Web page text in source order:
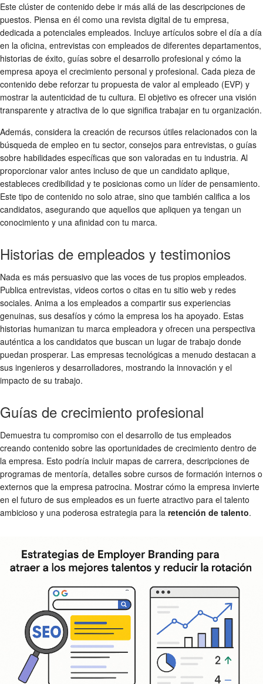
Este clúster de contenido debe ir más allá de las descripciones de
puestos. Piensa en él como una revista digital de tu empresa,
dedicada a potenciales empleados. Incluye artículos sobre el día a día
en la oficina, entrevistas con empleados de diferentes departamentos,
historias de éxito, guías sobre el desarrollo profesional y cómo la
empresa apoya el crecimiento personal y profesional. Cada pieza de
contenido debe reforzar tu propuesta de valor al empleado (EVP) y
mostrar la autenticidad de tu cultura. El objetivo es ofrecer una visión
transparente y atractiva de lo que significa trabajar en tu organización.
Además, considera la creación de recursos útiles relacionados con la
búsqueda de empleo en tu sector, consejos para entrevistas, o guías
sobre habilidades específicas que son valoradas en tu industria. Al
proporcionar valor antes incluso de que un candidato aplique,
estableces credibilidad y te posicionas como un líder de pensamiento.
Este tipo de contenido no solo atrae, sino que también califica a los
candidatos, asegurando que aquellos que apliquen ya tengan un
conocimiento y una afinidad con tu marca.
Historias de empleados y testimonios
Nada es más persuasivo que las voces de tus propios empleados.
Publica entrevistas, videos cortos o citas en tu sitio web y redes
sociales. Anima a los empleados a compartir sus experiencias
genuinas, sus desafíos y cómo la empresa los ha apoyado. Estas
historias humanizan tu marca empleadora y ofrecen una perspectiva
auténtica a los candidatos que buscan un lugar de trabajo donde
puedan prosperar. Las empresas tecnológicas a menudo destacan a
sus ingenieros y desarrolladores, mostrando la innovación y el
impacto de su trabajo.
Guías de crecimiento profesional
Demuestra tu compromiso con el desarrollo de tus empleados
creando contenido sobre las oportunidades de crecimiento dentro de
la empresa. Esto podría incluir mapas de carrera, descripciones de
programas de mentoría, detalles sobre cursos de formación internos o
externos que la empresa patrocina. Mostrar cómo la empresa invierte
en el futuro de sus empleados es un fuerte atractivo para el talento
ambicioso y una poderosa estrategia para la retención de talento.